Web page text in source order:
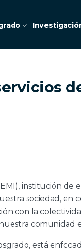
institución de
sociedad, en
con la
comunidad
está